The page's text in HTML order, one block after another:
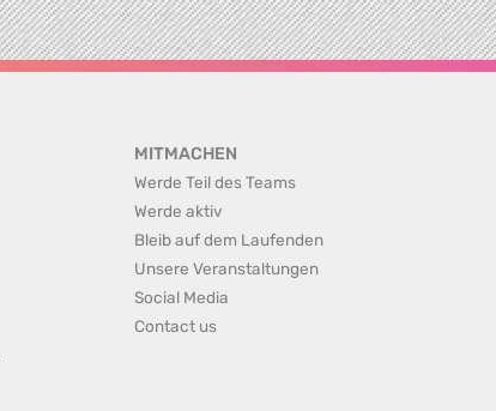
MITMACHEN
Werde Teil des Teams
Werde aktiv
Bleib auf dem Laufenden
Unsere Veranstaltungen
Social Media
Contact us